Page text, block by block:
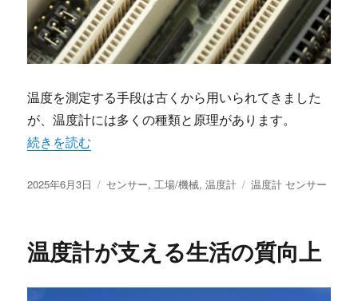
温度を測定する手段は古くから用いられてきました
が、温度計には多くの種類と原理があります。
“温度計の進化と選び方” の
続きを読む
投
2025年6月3日
カ
ー
センサー,工場/機械,温度計
タ
温度計 センサー
温度計が支える生活の質向上